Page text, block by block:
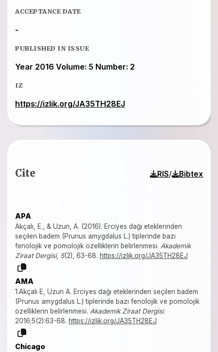
ACCEPTANCE DATE
-
PUBLISHED IN ISSUE
Year 2016 Volume: 5 Number: 2
IZ
https://izlik.org/JA35TH28EJ
Cite RIS/ Bibtex
APA
Akçalı, E., & Uzun, A. (2016). Erciyes dağı eteklerinden
seçilen badem (Prunus amygdalus L.) tiplerinde bazı
fenolojik ve pomolojik özelliklerin belirlenmesi. Akademik
Ziraat Dergisi, 5(2), 63-68. https://izlik.org/JA35TH28EJ
AMA
1.Akçalı E, Uzun A. Erciyes dağı eteklerinden seçilen badem
(Prunus amygdalus L.) tiplerinde bazı fenolojik ve pomolojik
özelliklerin belirlenmesi. Akademik Ziraat Dergisi.
2016;5(2):63-68. https://izlik.org/JA35TH28EJ
Chicago